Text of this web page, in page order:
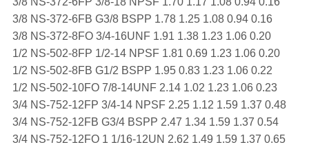
3/8 NS-372-6FB G3/8 BSPP 1.78 1.25 1.08 0.94 0.16
3/8 NS-372-8FO 3/4-16UNF 1.91 1.38 1.23 1.06 0.20
1/2 NS-502-8FP 1/2-14 NPSF 1.81 0.69 1.23 1.06 0.20
1/2 NS-502-8FB G1/2 BSPP 1.95 0.83 1.23 1.06 0.22
1/2 NS-502-10FO 7/8-14UNF 2.14 1.02 1.23 1.06 0.23
3/4 NS-752-12FP 3/4-14 NPSF 2.25 1.12 1.59 1.37 0.48
3/4 NS-752-12FB G3/4 BSPP 2.47 1.34 1.59 1.37 0.54
3/4 NS-752-12FO 1 1/16-12UN 2.62 1.49 1.59 1.37 0.65